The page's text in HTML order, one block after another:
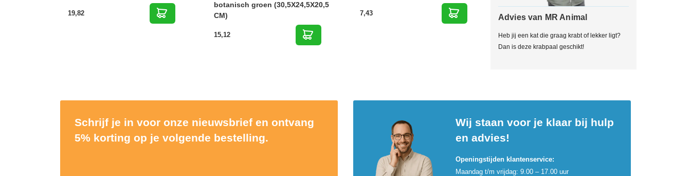
19,82
botanisch groen (30,5X24,5X20,5
CM)
15,12
7,43 Advies van MR Animal
Heb jij een kat die graag krabt of lekker ligt?
Dan is deze krabpaal geschikt!
Schrijf je in voor onze nieuwsbrief en ontvang
5% korting op je volgende bestelling.
Wij staan voor je klaar bij hulp
en advies!
Openingstijden klantenservice:
Maandag t/m vrijdag: 9.00 – 17.00 uur